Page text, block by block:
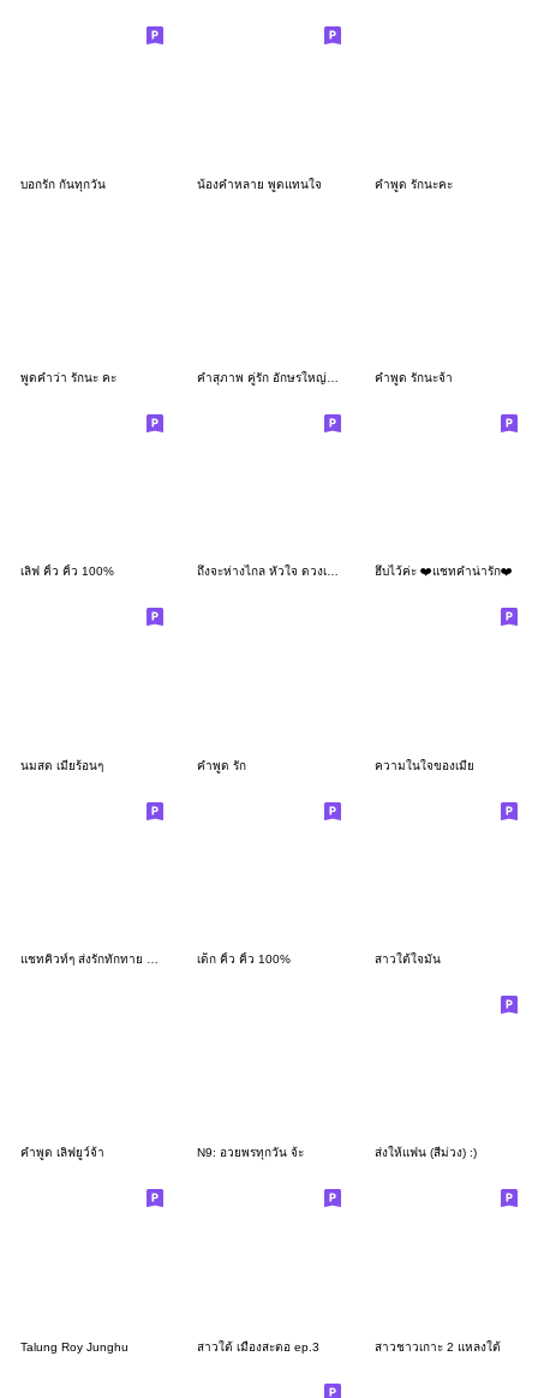
บอกรัก กันทุกวัน น้องคำหลาย พูดแทนใจ คำพูด รักนะคะ
พูดคำว่า รักนะ คะ คำพูด รักนะจ้า
เลิฟ คิ้ว คิ้ว 100% ถึงจะห่างไกล หัวใจ ดวงเดิม. ฮึบไว้ค่ะ ❤️แชทคำน่ารัก❤️
นมสด เมียร้อนๆ คำพูด รัก ความในใจของเมีย
เด็ก คิ้ว คิ้ว 100% สาวใต้ใจมั่น
คำพูด เลิฟยูว์จ้า N9: อวยพรทุกวัน จ้ะ ส่งให้แฟน (สีม่วง) :)
Talung Roy Junghu สาวใต้ เมืองสะตอ ep.3 สาวชาวเกาะ 2 แหลงใต้